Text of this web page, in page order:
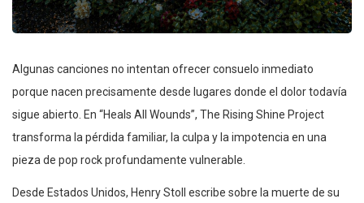
Algunas canciones no intentan ofrecer consuelo inmediato
porque nacen precisamente desde lugares donde el dolor todavía
sigue abierto. En “Heals All Wounds”, The Rising Shine Project
transforma la pérdida familiar, la culpa y la impotencia en una
pieza de pop rock profundamente vulnerable.
Desde Estados Unidos, Henry Stoll escribe sobre la muerte de su